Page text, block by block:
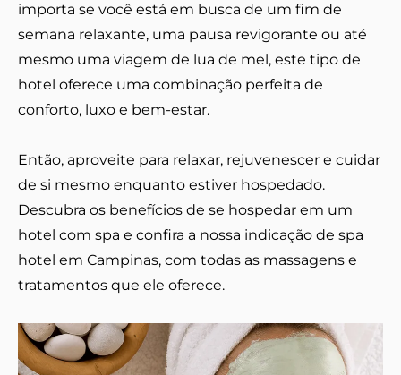
importa se você está em busca de um fim de
semana relaxante, uma pausa revigorante ou até
mesmo uma viagem de lua de mel, este tipo de
hotel oferece uma combinação perfeita de
conforto, luxo e bem-estar.
Então, aproveite para relaxar, rejuvenescer e cuidar
de si mesmo enquanto estiver hospedado.
Descubra os benefícios de se hospedar em um
hotel com spa e confira a nossa indicação de spa
hotel em Campinas, com todas as massagens e
tratamentos que ele oferece.